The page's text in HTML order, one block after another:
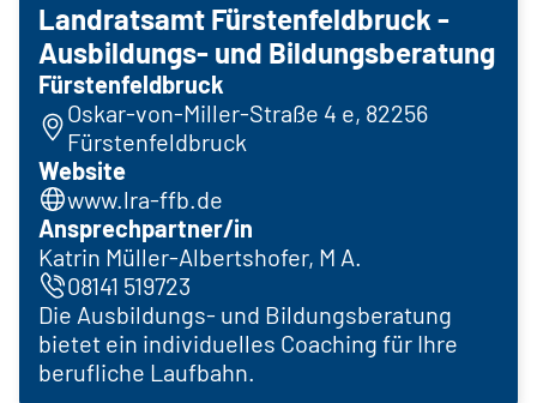
Landratsamt Fürstenfeldbruck -
Ausbildungs- und Bildungsberatung
Fürstenfeldbruck
Oskar-von-Miller-Straße 4 e, 82256
Fürstenfeldbruck
Website
www.lra-ffb.de
Ansprechpartner/in
Katrin Müller-Albertshofer, M A.
08141 519723
Die Ausbildungs- und Bildungsberatung
bietet ein individuelles Coaching für Ihre
berufliche Laufbahn.